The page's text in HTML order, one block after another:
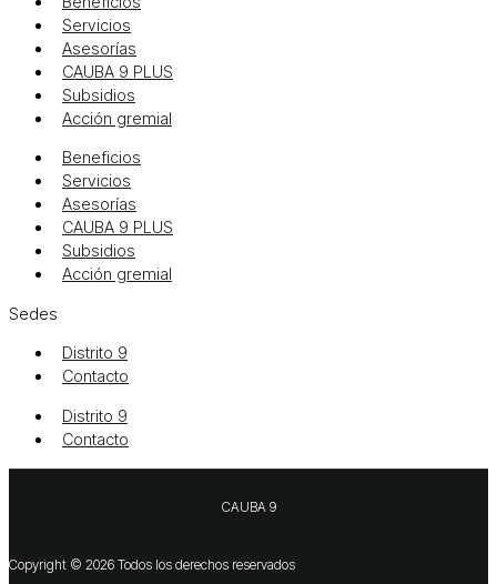
Servicios
Asesorías
CAUBA 9 PLUS
Subsidios
Acción gremial
Beneficios
Servicios
Asesorías
CAUBA 9 PLUS
Subsidios
Acción gremial
Sedes
Distrito 9
Contacto
Distrito 9
Contacto
CAUBA 9
Copyright © 2026 Todos los derechos reservados